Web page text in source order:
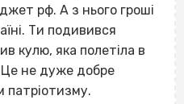
рф. А з нього гроші
Ти подивився
кулю, яка полетіла в
Це не дуже добре
патріотизму.